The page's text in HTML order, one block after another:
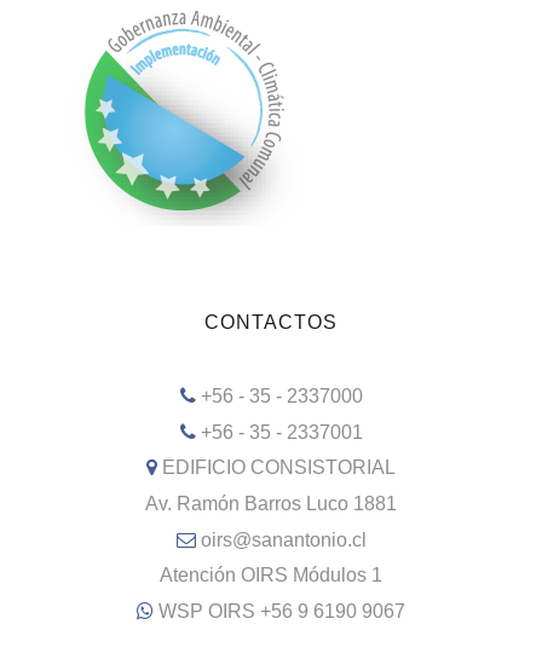
CONTACTOS
+56 - 35 - 2337000
+56 - 35 - 2337001
EDIFICIO CONSISTORIAL
Av. Ramón Barros Luco 1881
oirs@sanantonio.cl
Atención OIRS Módulos 1
WSP OIRS +56 9 6190 9067